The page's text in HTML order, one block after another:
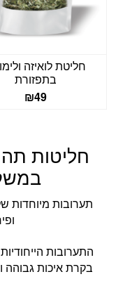
חליטת לואיזה
בתפזורת
₪49
חליטות
תערובות
התערובות
בקרת איכות